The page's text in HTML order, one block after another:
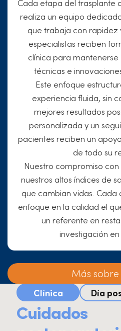
Cada etapa del trasplante
realiza un equipo
que trabaja con rapidez
especialistas reciben
clínica para mantenerse
técnicas e
Este enfoque
experiencia fluida, sin
mejores resultados
personalizada y un
pacientes reciben un
de todo su
Nuestro compromiso
nuestros altos índices de
que cambian vidas. Cada
enfoque en la calidad el
un referente en
investigación
Más
Clínica Día
Cuidados